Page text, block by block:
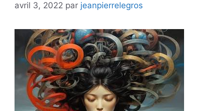
avril 3, 2022 par jeanpierrelegros